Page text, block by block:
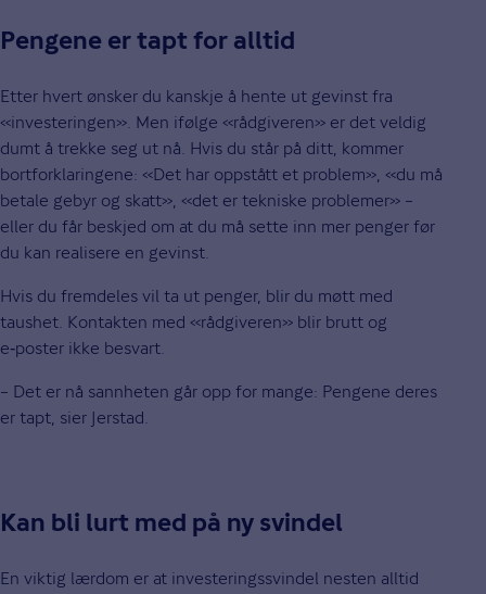
Pengene er tapt for alltid
Etter hvert ønsker du kanskje å hente ut gevinst fra
«investeringen». Men ifølge «rådgiveren» er det veldig
dumt å trekke seg ut nå. Hvis du står på ditt, kommer
bortforklaringene: «Det har oppstått et problem», «du må
betale gebyr og skatt», «det er tekniske problemer» –
eller du får beskjed om at du må sette inn mer penger før
du kan realisere en gevinst.
Hvis du fremdeles vil ta ut penger, blir du møtt med
taushet. Kontakten med «rådgiveren» blir brutt og
e‑poster ikke besvart.
– Det er nå sannheten går opp for mange: Pengene deres
er tapt, sier Jerstad.
Kan bli lurt med på ny svindel
En viktig lærdom er at investeringssvindel nesten alltid